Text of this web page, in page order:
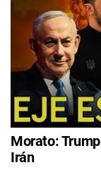
Morato:
Irán